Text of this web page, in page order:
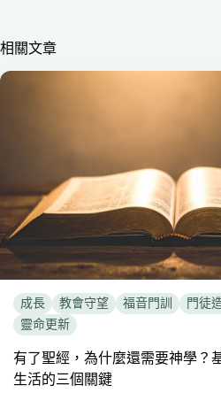
相關文章
成長 教會守望 福音門訓 門徒
靈命更新
有了聖經，為什麼還需要神學？
生活的三個關鍵